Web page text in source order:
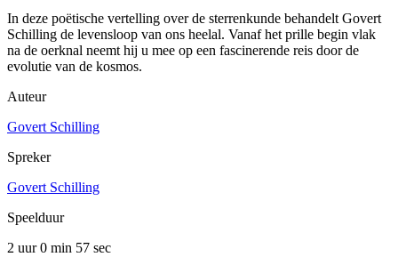
In deze poëtische vertelling over de sterrenkunde behandelt Govert
Schilling de levensloop van ons heelal. Vanaf het prille begin vlak
na de oerknal neemt hij u mee op een fascinerende reis door de
evolutie van de kosmos.
Auteur
Govert Schilling
Spreker
Govert Schilling
Speelduur
2 uur 0 min 57 sec